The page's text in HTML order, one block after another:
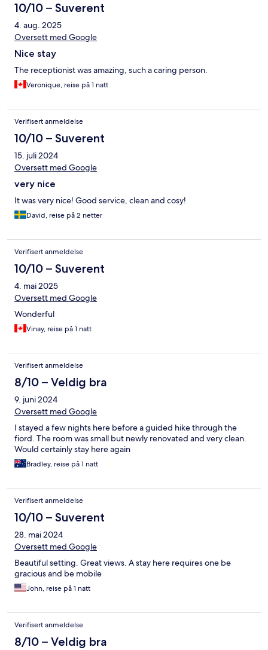
10/10 – Suverent
4. aug. 2025
Oversett med Google
Nice stay
The receptionist was amazing, such a caring person.
Veronique, reise på 1 natt
Verifisert anmeldelse
10/10 – Suverent
15. juli 2024
Oversett med Google
very nice
It was very nice! Good service, clean and cosy!
David, reise på 2 netter
Verifisert anmeldelse
10/10 – Suverent
4. mai 2025
Oversett med Google
Wonderful
Vinay, reise på 1 natt
Verifisert anmeldelse
8/10 – Veldig bra
9. juni 2024
Oversett med Google
I stayed a few nights here before a guided hike through the
fiord. The room was small but newly renovated and very clean.
Would certainly stay here again
Bradley, reise på 1 natt
Verifisert anmeldelse
10/10 – Suverent
28. mai 2024
Oversett med Google
Beautiful setting. Great views. A stay here requires one be
gracious and be mobile
John, reise på 1 natt
Verifisert anmeldelse
8/10 – Veldig bra